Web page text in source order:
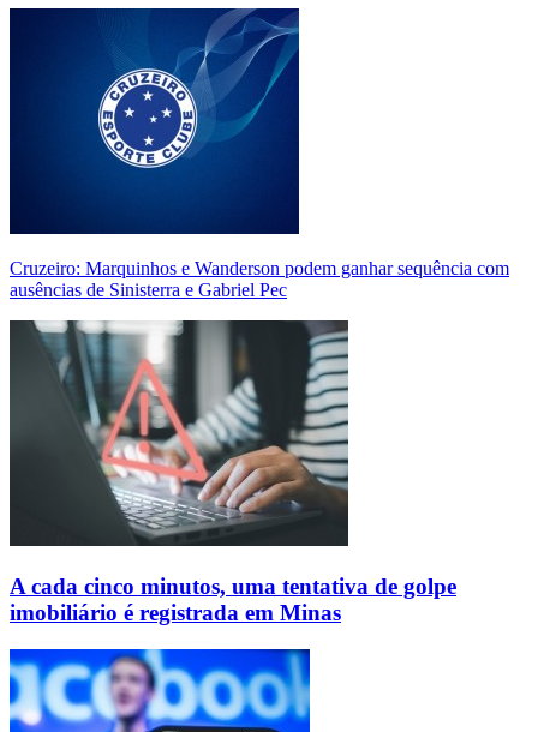
Cruzeiro: Marquinhos e Wanderson podem ganhar sequência com
ausências de Sinisterra e Gabriel Pec
A cada cinco minutos, uma tentativa de golpe
imobiliário é registrada em Minas